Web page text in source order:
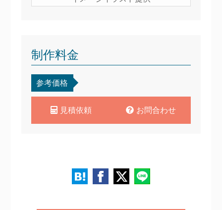
制作料金
参考価格
見積依頼 お問合わせ